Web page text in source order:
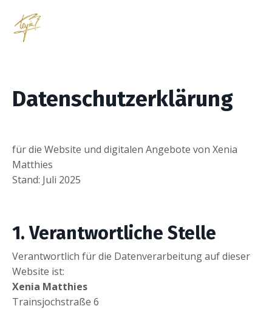
Datenschutzerklärung
für die Website und digitalen Angebote von Xenia
Matthies
Stand: Juli 2025
1. Verantwortliche Stelle
Verantwortlich für die Datenverarbeitung auf dieser
Website ist:
Xenia Matthies
Trainsjochstraße 6